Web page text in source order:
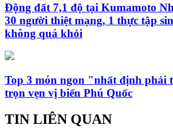
Động đất 7,1 độ tại Kumamoto
30 người thiệt mạng, 1 thực tập
không quá khỏi
Top 3 món ngon "nhất định phải
trọn vẹn vị biển Phú Quốc
TIN LIÊN QUAN